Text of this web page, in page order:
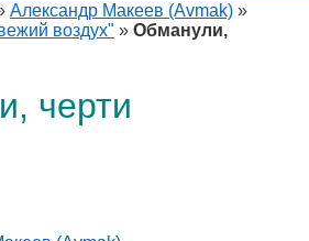
Александр Макеев (Avmak) »
воздух" » Обманули,
черти